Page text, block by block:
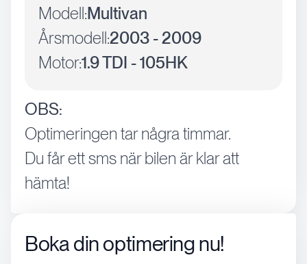
Modell:Multivan
Årsmodell:2003 - 2009
Motor:1.9 TDI - 105HK
OBS:
Optimeringen tar några timmar.
Du får ett sms när bilen är klar att
hämta!
Boka din optimering nu!